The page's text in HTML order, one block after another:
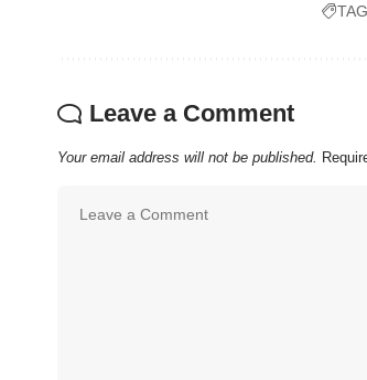
Leave a Comment
Your email address will not be published.